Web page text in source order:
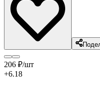
206 ₽/шт
+6.18